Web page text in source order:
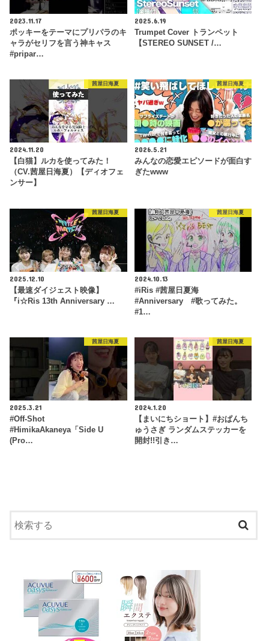
2023.11.17
ポッキーをテーマにプリパラのキ
ャラがセリフを言う神キャス
#pripar…
2025.6.19
Trumpet Cover トランペット
【STEREO SUNSET /…
茜屋日海夏
2024.11.20
【白猫】ルカを使ってみた！
（CV.茜屋日海夏）【ディオフェ
ンサー】
茜屋日海夏
2026.5.21
みんなの恋愛エピソードが面白す
ぎたwww
茜屋日海夏
2025.12.10
【最速ダイジェスト映像】
『i☆Ris 13th Anniversary …
茜屋日海夏
2024.10.13
#iRis #茜屋日夏海
#Anniversary #歌ってみた。
#1…
茜屋日海夏
2025.3.21
#Off-Shot
#HimikaAkaneya「Side U
(Pro…
茜屋日海夏
2024.1.20
【まいにちショート】#おぱんち
ゅうさぎ ランダムステッカーを
開封!!引き…